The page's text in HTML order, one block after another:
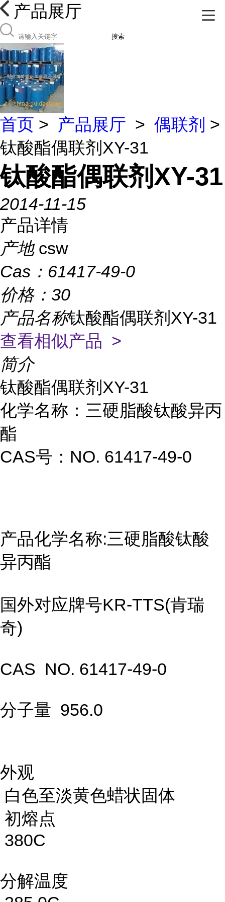
产品展厅
搜索
首页 > 产品展厅 > 偶联剂 >
钛酸酯偶联剂XY-31
钛酸酯偶联剂XY-31
2014-11-15
产品详情
产地 csw
Cas： 61417-49-0
价格： 30
产品名称钛酸酯偶联剂XY-31
查看相似产品 >
简介
钛酸酯偶联剂XY-31
化学名称：三硬脂酸钛酸异丙
酯
CAS号：NO. 61417-49-0
产品化学名称:三硬脂酸钛酸
异丙酯
国外对应牌号KR-TTS(肯瑞
奇)
CAS NO. 61417-49-0
分子量 956.0
外观
白色至淡黄色蜡状固体
初熔点
380C
分解温度